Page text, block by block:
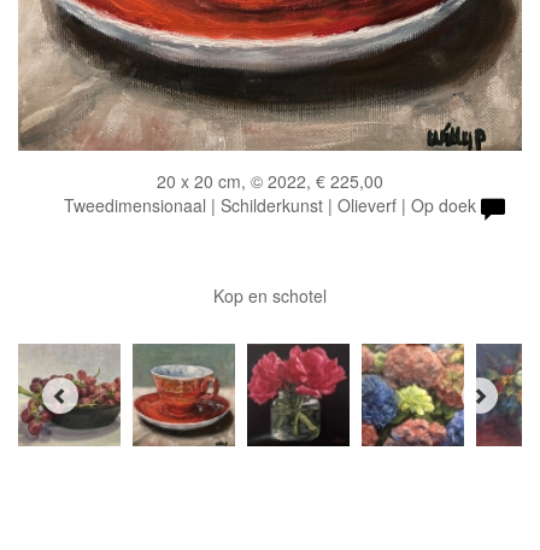
20 x 20 cm, © 2022, € 225,00
Tweedimensionaal | Schilderkunst | Olieverf | Op doek
Kop en schotel